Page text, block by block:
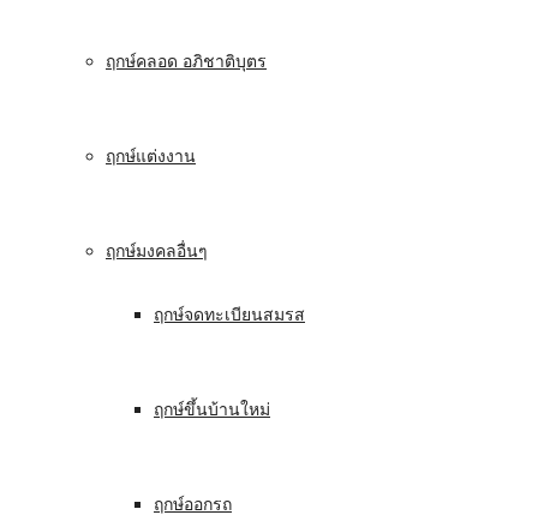
ฤกษ์คลอด อภิชาติบุตร
ฤกษ์แต่งงาน
ฤกษ์มงคลอื่นๆ
ฤกษ์จดทะเบียนสมรส
ฤกษ์ขึ้นบ้านใหม่
ฤกษ์ออกรถ